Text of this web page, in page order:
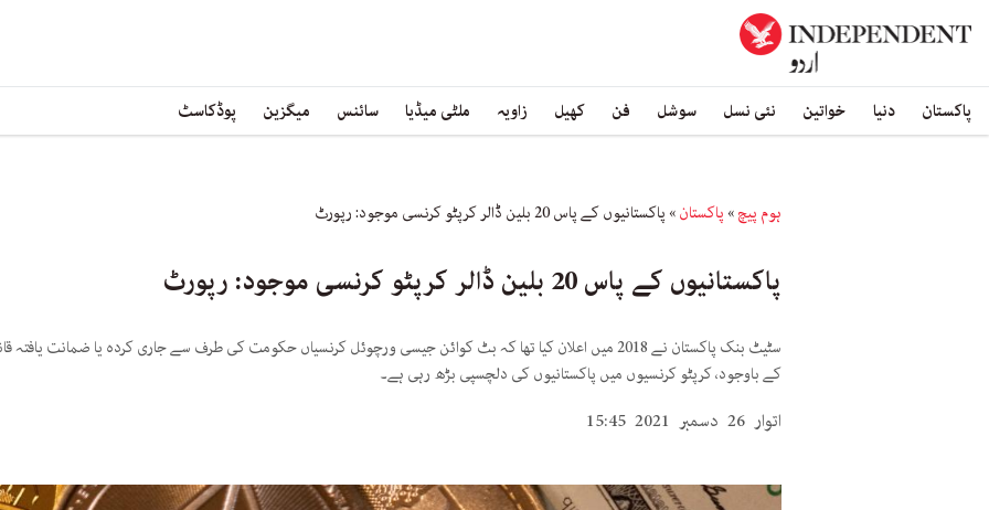
پاکستان دنیا خواتین نئی نسل سوشل فن کھیل زاویہ ملٹی میڈیا سائنس میگزین پوڈکاسٹ
ہوم پیچ» پاکستان» پاکستانیوں کے پاس 20 بلین ڈالر کرپٹو کرنسی موجود: رپورٹ
پاکستانیوں کے پاس 20 بلین ڈالر کرپٹو کرنسی موجود: رپورٹ
سٹیٹ بنک پاکستان نے 2018 میں اعلان کیا تھا کہ بٹ کوائن جیسی ورچوئل کرنسیاں حکومت کی طرف سے جاری کردہ یا ضمانت
کے باوجود، کرپٹو کرنسیوں میں پاکستانیوں کی دلچسپی بڑھ رہی ہے۔
اتوار 26 دسمبر 2021 15:45